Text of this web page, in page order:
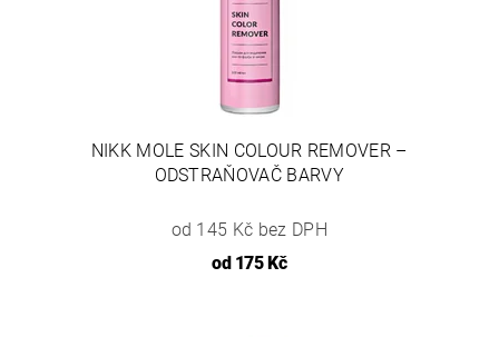
NIKK MOLE SKIN COLOUR REMOVER –
ODSTRAŇOVAČ BARVY
od 145 Kč bez DPH
od175 Kč